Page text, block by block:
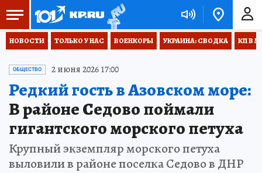
НОВОСТИ ТОЛЬКО У НАС ВОЕНКОРЫ УКРАИНА: СВОДКА КП В
ОБЩЕСТВО 2 июня 2026 17:00
Редкий гость в Азовском море:
В районе Седово поймали
гигантского морского петуха
Крупный экземпляр морского петуха
выловили в районе поселка Седово в ДНР